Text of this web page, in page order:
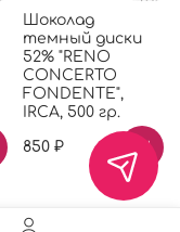
Шоколад
темный диски
52% "RENO
CONCERTO
FONDENTE",
IRCA, 500 гр.
850 ₽